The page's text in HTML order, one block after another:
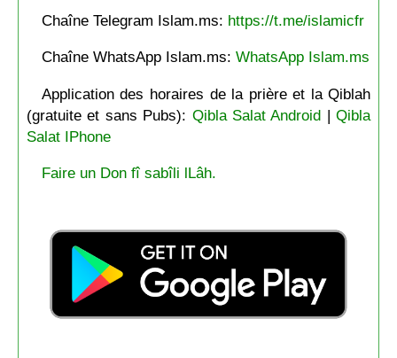
Chaîne Telegram Islam.ms: https://t.me/islamicfr
Chaîne WhatsApp Islam.ms: WhatsApp Islam.ms
Application des horaires de la prière et la Qiblah
(gratuite et sans Pubs): Qibla Salat Android |Qibla
Salat IPhone
Faire un Don fî sabîli lLâh.